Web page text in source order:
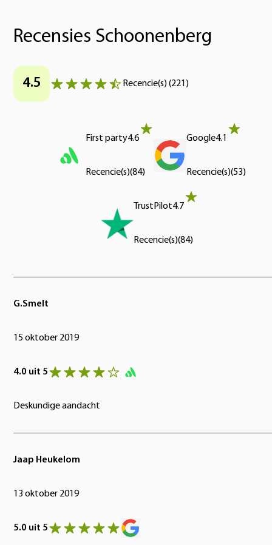
Recensies Schoonenberg
4.5 Recencie(s)(221 )
First party4.6
Recencie(s)(84)
Google4.1
Recencie(s)(53)
TrustPilot4.7
Recencie(s)(84)
G.Smelt
15 oktober 2019
4.0 uit 5
Deskundige aandacht
Jaap Heukelom
13 oktober 2019
5.0 uit 5